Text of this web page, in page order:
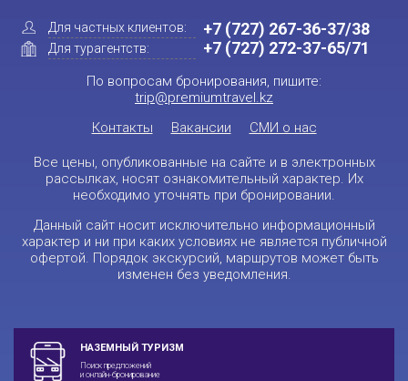
Для частных клиентов:
Для турагентств:
+7 (727) 267-36-37/38
+7 (727) 272-37-65/71
По вопросам бронирования, пишите:
trip@premiumtravel.kz
Контакты
Вакансии СМИ о нас
Все цены, опубликованные на сайте и в электронных
рассылках, носят ознакомительный характер. Их
необходимо уточнять при бронировании.
Данный сайт носит исключительно информационный
характер и ни при каких условиях не является публичной
офертой. Порядок экскурсий, маршрутов может быть
изменен без уведомления.
НАЗЕМНЫЙ ТУРИЗМ
Поиск предложений
и онлайн-бронирование